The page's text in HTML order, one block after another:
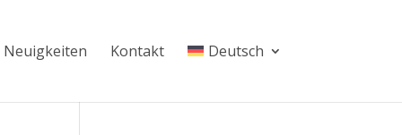
Neuigkeiten Kontakt Deutsch